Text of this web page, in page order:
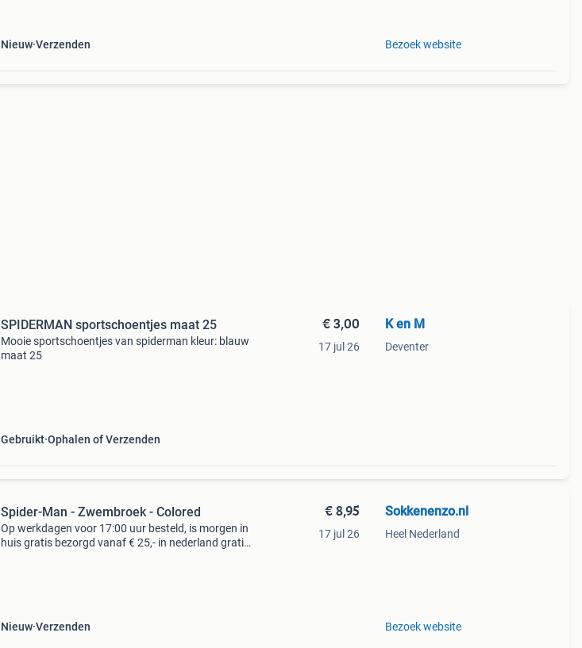
Nieuw Verzenden Bezoek website
SPIDERMAN sportschoentjes maat 25
Mooie sportschoentjes van spiderman kleur: blauw
maat 25
Gebruikt Ophalen of Verzenden
€ 3,00
17 jul 26
K en M
Deventer
Spider-Man - Zwembroek - Colored
Op werkdagen voor 17:00 uur besteld, is morgen in
huis gratis bezorgd vanaf € 25,- in nederland gratis
Nieuw Verzenden
€ 8,95
17 jul 26
Sokkenenzo.nl
Heel Nederland
Bezoek website